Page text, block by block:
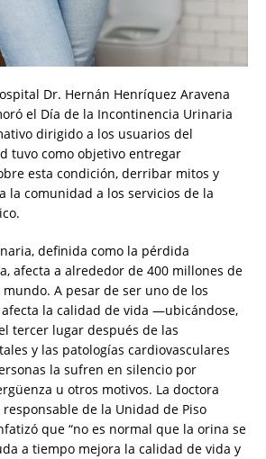
Dr. Hernán Henríquez Aravena
el Día de la Incontinencia Urinaria
dirigido a los usuarios del
tuvo como objetivo entregar
esta condición, derribar mitos y
la comunidad a los servicios de la
definida como la pérdida
afecta a alrededor de 400 millones de
A pesar de ser uno de los
la calidad de vida —ubicándose,
tercer lugar después de las
y las patologías cardiovasculares
la sufren en silencio por
u otros motivos. La doctora
de la Unidad de Piso
que “no es normal que la orina se
a tiempo mejora la calidad de vida y